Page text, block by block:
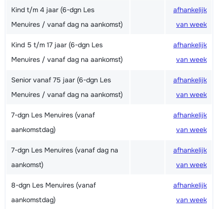
Kind t/m 4 jaar (6-dgn Les
Menuires / vanaf dag na aankomst)
afhankelijk
van week
Kind 5 t/m 17 jaar (6-dgn Les
Menuires / vanaf dag na aankomst)
afhankelijk
van week
Senior vanaf 75 jaar (6-dgn Les
Menuires / vanaf dag na aankomst)
afhankelijk
van week
7-dgn Les Menuires (vanaf
aankomstdag)
afhankelijk
van week
7-dgn Les Menuires (vanaf dag na
aankomst)
afhankelijk
van week
8-dgn Les Menuires (vanaf
aankomstdag)
afhankelijk
van week